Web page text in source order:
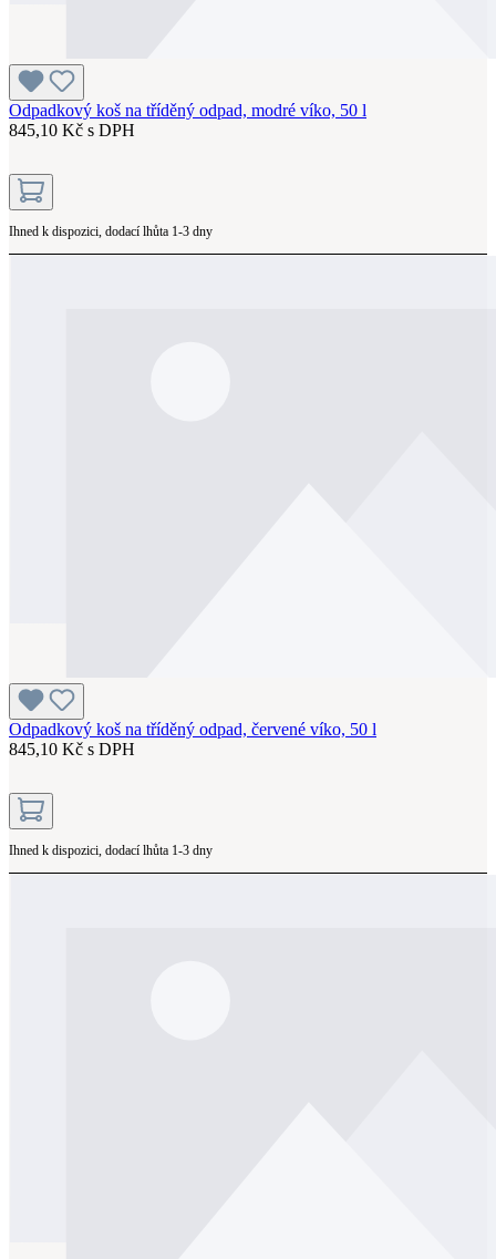
Odpadkový koš na tříděný odpad, modré víko, 50 l
845,10 Kč s DPH
Ihned k dispozici, dodací lhůta 1-3 dny
Odpadkový koš na tříděný odpad, červené víko, 50 l
845,10 Kč s DPH
Ihned k dispozici, dodací lhůta 1-3 dny